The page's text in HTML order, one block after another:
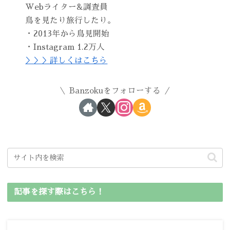
Webライター&調査員
鳥を見たり旅行したり。
・2013年から鳥見開始
・Instagram 1.2万人
＞＞＞詳しくはこちら
Banzokuをフォローする
記事を探す際はこちら！